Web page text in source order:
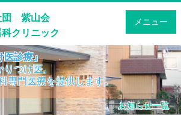
団 紫山会
クリニック
メニュー
お知らせ一覧
医診療』
りつけ医。
専門医療を提供します。